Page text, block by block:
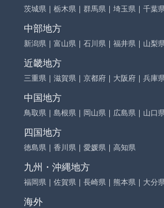
茨城県 ｜ 栃木県 ｜ 群馬県 ｜ 埼玉県 ｜ 千葉
中部地方
新潟県 ｜ 富山県 ｜ 石川県 ｜ 福井県 ｜ 山梨
近畿地方
三重県 ｜ 滋賀県 ｜ 京都府 ｜ 大阪府 ｜ 兵庫
中国地方
鳥取県 ｜ 島根県 ｜ 岡山県 ｜ 広島県 ｜ 山口
四国地方
徳島県 ｜ 香川県 ｜ 愛媛県 ｜ 高知県
九州・沖縄地方
福岡県 ｜ 佐賀県 ｜ 長崎県 ｜ 熊本県 ｜ 大分
海外